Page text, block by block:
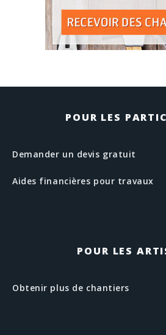
POUR LES
Demander un devis gratuit
Aides financières pour travaux
POUR LES
Obtenir plus de chantiers